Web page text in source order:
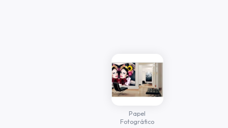
Papel
Fotográfico